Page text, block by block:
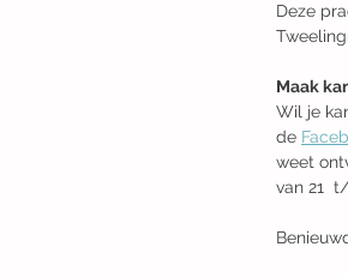
Deze
Maak
Wil je
de F
weet
van 21